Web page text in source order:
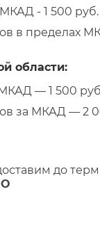
- 1 500 руб.
в пределах
области:
— 1 500
за МКАД — 2
до